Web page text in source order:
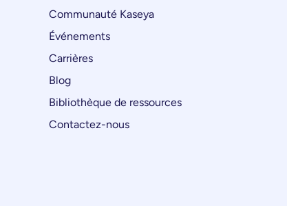
Communauté Kaseya
Événements
Carrières
Blog
Bibliothèque de ressources
Contactez-nous